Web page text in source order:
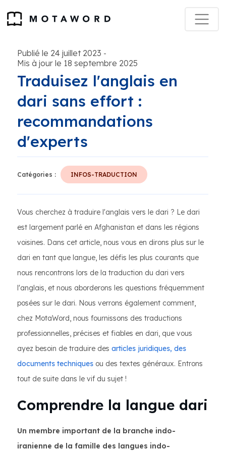
Publié le 24 juillet 2023 -
Mis à jour le 18 septembre 2025
Traduisez l'anglais en
dari sans effort :
recommandations
d'experts
Catégories : INFOS-TRADUCTION
Vous cherchez à traduire l'anglais vers le dari ? Le dari
est largement parlé en Afghanistan et dans les régions
voisines. Dans cet article, nous vous en dirons plus sur le
dari en tant que langue, les défis les plus courants que
nous rencontrons lors de la traduction du dari vers
l'anglais, et nous aborderons les questions fréquemment
posées sur le dari. Nous verrons également comment,
chez MotaWord, nous fournissons des traductions
professionnelles, précises et fiables en dari, que vous
ayez besoin de traduire des articles juridiques, des
documents techniques ou des textes généraux. Entrons
tout de suite dans le vif du sujet !
Comprendre la langue dari
Un membre important de la branche indo-
iranienne de la famille des langues indo-